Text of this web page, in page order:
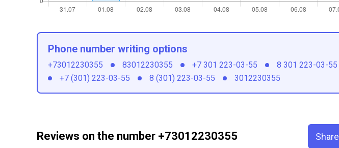
Phone number writing options
+73012230355 83012230355 +7 301 223-03-55
8 301 223-03-55
+7 (301) 223-03-55
8 (301) 223-03-55 3012230355
Reviews on the number +73012230355 Share